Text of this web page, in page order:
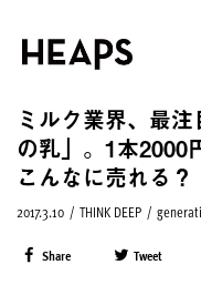
ミルク業界、最
の乳」。1本2000
こんなに売れる？
2017.3.10 / THINK DEEP /
Share Tweet